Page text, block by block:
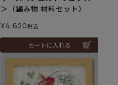
＞（編み物 材料セット）
¥4,620税込
カートに入れる